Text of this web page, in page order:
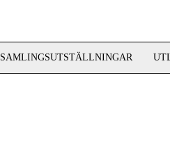
SAMLINGSUTSTÄLLNINGAR